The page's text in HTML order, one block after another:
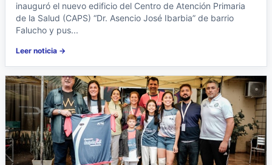
inauguró el nuevo edificio del Centro de Atención Primaria
de la Salud (CAPS) “Dr. Asencio José Ibarbia” de barrio
Falucho y pus...
Leer noticia →